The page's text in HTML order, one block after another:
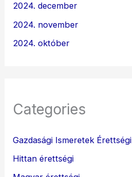
2024. december
2024. november
2024. október
Categories
Gazdasági Ismeretek Érettségi
Hittan érettségi